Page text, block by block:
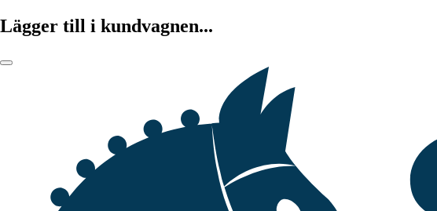
Lägger till i kundvagnen...